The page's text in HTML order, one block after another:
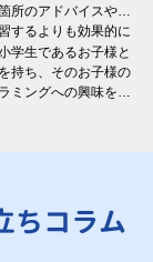
所のアドバイスや、
するよりも効果的に
学生であるお子様と
持ち、そのお子様の
ミングへの興味を継
室 明光義塾 牛田
ちコラム